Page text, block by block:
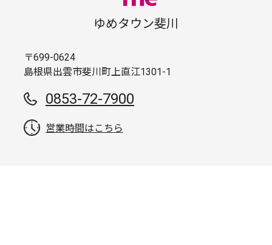
ゆめタウン斐川
〒699-0624
島根県出雲市斐川町上直江1301-1
0853-72-7900
営業時間はこちら